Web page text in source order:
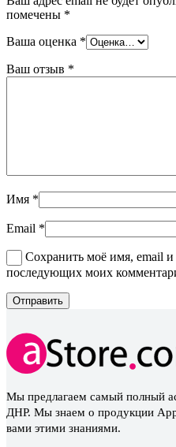
помечены *
Ваша оценка *
Ваш отзыв *
Имя *
Email *
Сохранить моё имя, email и
последующих моих
Мы предлагаем самый полный
ДНР. Мы знаем о продукции
вами этими знаниями.